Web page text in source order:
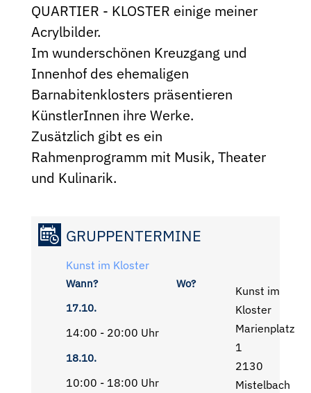
QUARTIER - KLOSTER einige meiner
Acrylbilder.
Im wunderschönen Kreuzgang und
Innenhof des ehemaligen
Barnabitenklosters präsentieren
KünstlerInnen ihre Werke.
Zusätzlich gibt es ein
Rahmenprogramm mit Musik, Theater
und Kulinarik.
GRUPPENTERMINE
Kunst im Kloster
Wann?
17.10.
14:00 - 20:00 Uhr
18.10.
10:00 - 18:00 Uhr
Wo?
Kunst im
Kloster
Marienplatz
1
2130
Mistelbach